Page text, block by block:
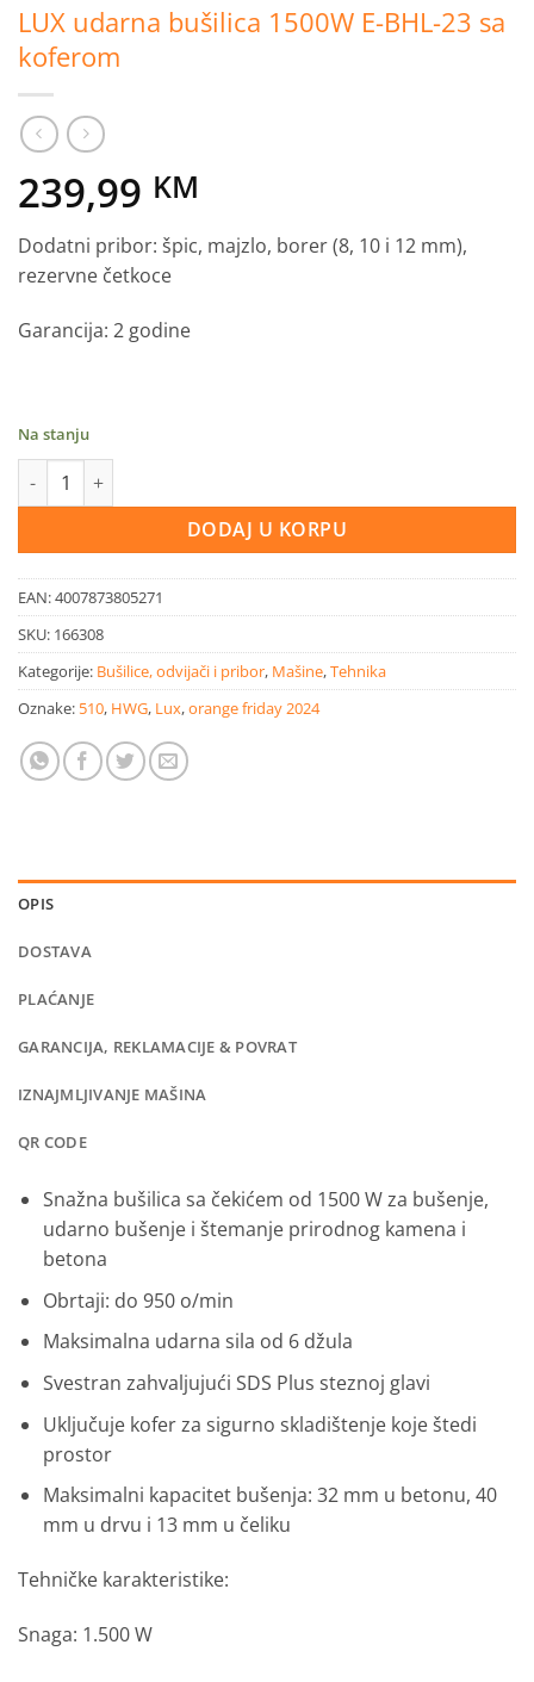
LUX udarna bušilica 1500W E-BHL-23 sa
koferom
239,99 KM
Dodatni pribor: špic, majzlo, borer (8, 10 i 12 mm),
rezervne četkoce
Garancija: 2 godine
Na stanju
LUX udarna bušilica 1500W E-BHL-23 sa koferom količina
DODAJ U KORPU
EAN:4007873805271
SKU: 166308
Kategorije: Bušilice, odvijači i pribor, Mašine,Tehnika
Oznake: 510, HWG, Lux,orange friday 2024
OPIS
DOSTAVA
PLAĆANJE
GARANCIJA, REKLAMACIJE & POVRAT
IZNAJMLJIVANJE MAŠINA
QR CODE
Snažna bušilica sa čekićem od 1500 W za bušenje,
udarno bušenje i štemanje prirodnog kamena i
betona
Obrtaji: do 950 o/min
Maksimalna udarna sila od 6 džula
Svestran zahvaljujući SDS Plus steznoj glavi
Uključuje kofer za sigurno skladištenje koje štedi
prostor
Maksimalni kapacitet bušenja: 32 mm u betonu, 40
mm u drvu i 13 mm u čeliku
Tehničke karakteristike:
Snaga: 1.500 W